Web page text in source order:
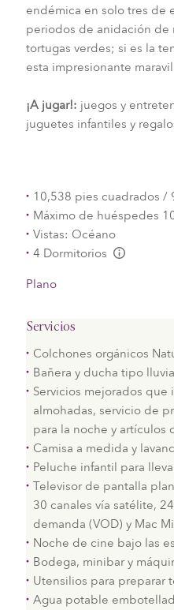
endémica en solo tres de
periodos de anidación de
tortugas verdes; si es la
esta impresionante
¡A jugar!: juegos y
juguetes infantiles y
10,538 pies cuadrados /
Máximo de huéspedes
Vistas: Océano
4 Dormitorios
Plano
Servicios
Colchones orgánicos
Bañera y ducha tipo
Servicios mejorados que
almohadas, servicio de
para la noche y artículos
Camisa a medida y
Peluche infantil para
Televisor de pantalla
30 canales vía satélite,
demanda (VOD) y Mac
Noche de cine bajo las
Bodega, minibar y
Utensilios para preparar
Agua potable